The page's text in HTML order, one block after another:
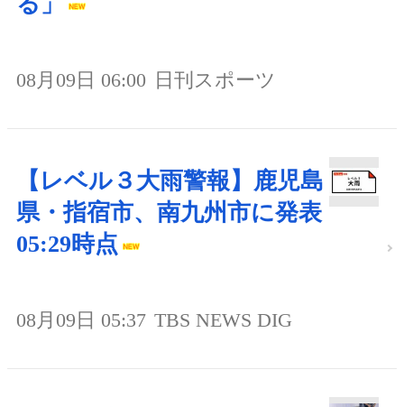
08月09日 06:00 日刊スポーツ
【レベル３大雨警報】鹿児島
県・指宿市、南九州市に発表
05:29時点
08月09日 05:37 TBS NEWS DIG